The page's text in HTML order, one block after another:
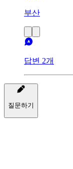
부산
답변 2개
질문하기